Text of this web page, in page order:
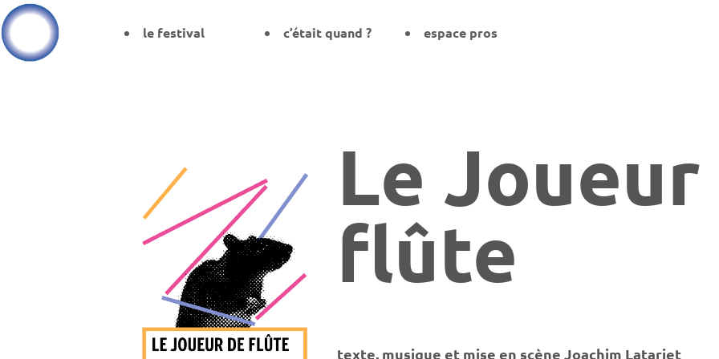
le festival c’était quand ? espace pros
Le
flûte
texte, musique et mise en scène Joachim Latarjet